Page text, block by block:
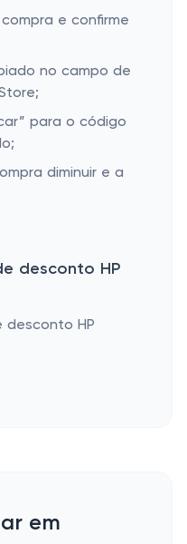
e confirme
no campo de
para o código
diminuir e a
desconto HP
em